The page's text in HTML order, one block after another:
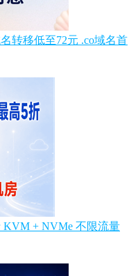
转移低至72元 .co域名首
KVM + NVMe 不限流量